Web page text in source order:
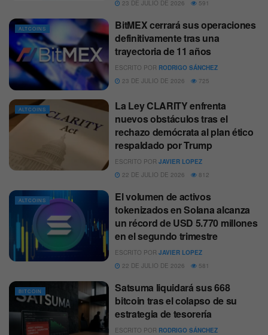
23 DE JULIO DE 2026
591
ALTCOINS
BitMEX cerrará sus operaciones
definitivamente tras una
trayectoria de 11 años
ESCRITO POR RODRIGO SÁNCHEZ
23 DE JULIO DE 2026
725
ALTCOINS
La Ley CLARITY enfrenta
nuevos obstáculos tras el
rechazo demócrata al plan ético
respaldado por Trump
ESCRITO POR JAVIER LOPEZ
22 DE JULIO DE 2026
812
ALTCOINS
El volumen de activos
tokenizados en Solana alcanza
un récord de USD 5.770 millones
en el segundo trimestre
ESCRITO POR JAVIER LOPEZ
22 DE JULIO DE 2026
581
BITCOIN
Satsuma liquidará sus 668
bitcoin tras el colapso de su
estrategia de tesorería
ESCRITO POR RODRIGO SÁNCHEZ